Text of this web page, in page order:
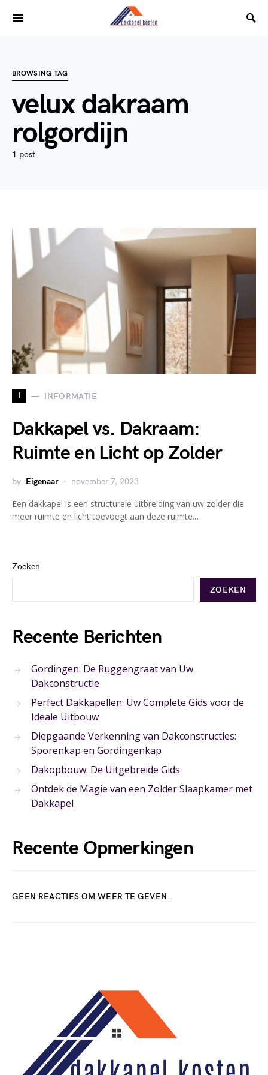
BROWSING TAG
velux dakraam
rolgordijn
1 post
I INFORMATIE
Dakkapel vs. Dakraam:
Ruimte en Licht op Zolder
by Eigenaar november 7, 2023
Een dakkapel is een structurele uitbreiding van uw zolder die
meer ruimte en licht toevoegt aan deze ruimte.…
Zoeken
ZOEKEN
Recente Berichten
Gordingen: De Ruggengraat van Uw
Dakconstructie
Perfect Dakkapellen: Uw Complete Gids voor de
Ideale Uitbouw
Diepgaande Verkenning van Dakconstructies:
Sporenkap en Gordingenkap
Dakopbouw: De Uitgebreide Gids
Ontdek de Magie van een Zolder Slaapkamer met
Dakkapel
Recente Opmerkingen
GEEN REACTIES OM WEER TE GEVEN.